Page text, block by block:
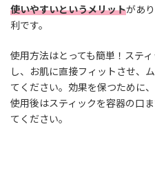
使いやすいというメリットがあ
利です。
使用方法はとっても簡単！ステ
し、お肌に直接フィットさせ、
てください。効果を保つために
使用後はスティックを容器の口
てください。